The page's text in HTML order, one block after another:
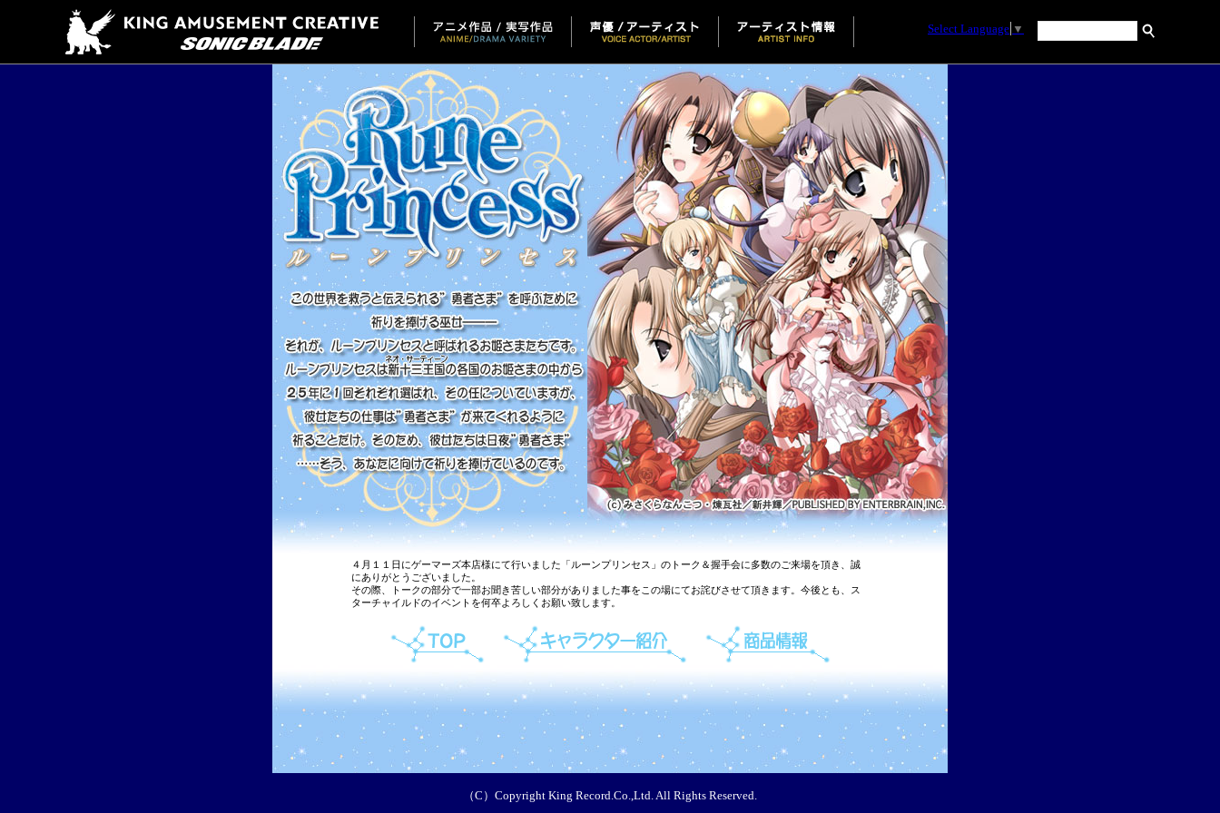
Select Language ▼
４月１１日にゲーマーズ本店様にて行いました「ルーンプリンセス」のトーク＆握手会に多数のご来場を頂き、誠
にありがとうございました。
その際、トークの部分で一部お聞き苦しい部分がありました事をこの場にてお詫びさせて頂きます。今後とも、ス
ターチャイルドのイベントを何卒よろしくお願い致します。
（C）Copyright King Record.Co.,Ltd. All Rights Reserved.